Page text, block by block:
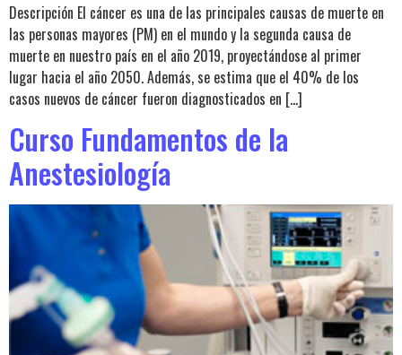
Descripción El cáncer es una de las principales causas de muerte en
las personas mayores (PM) en el mundo y la segunda causa de
muerte en nuestro país en el año 2019, proyectándose al primer
lugar hacia el año 2050. Además, se estima que el 40% de los
casos nuevos de cáncer fueron diagnosticados en […]
Curso Fundamentos de la
Anestesiología